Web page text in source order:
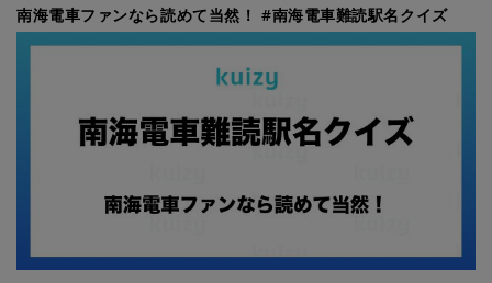
南海電車ファンなら読めて当然！ #南海電車難読駅名クイズ